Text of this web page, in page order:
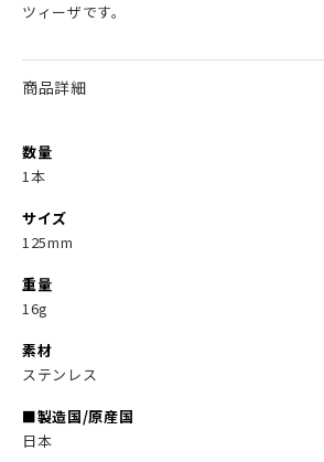
ツィーザです。
商品詳細
数量
1本
サイズ
125mm
重量
16g
素材
ステンレス
■製造国/原産国
日本